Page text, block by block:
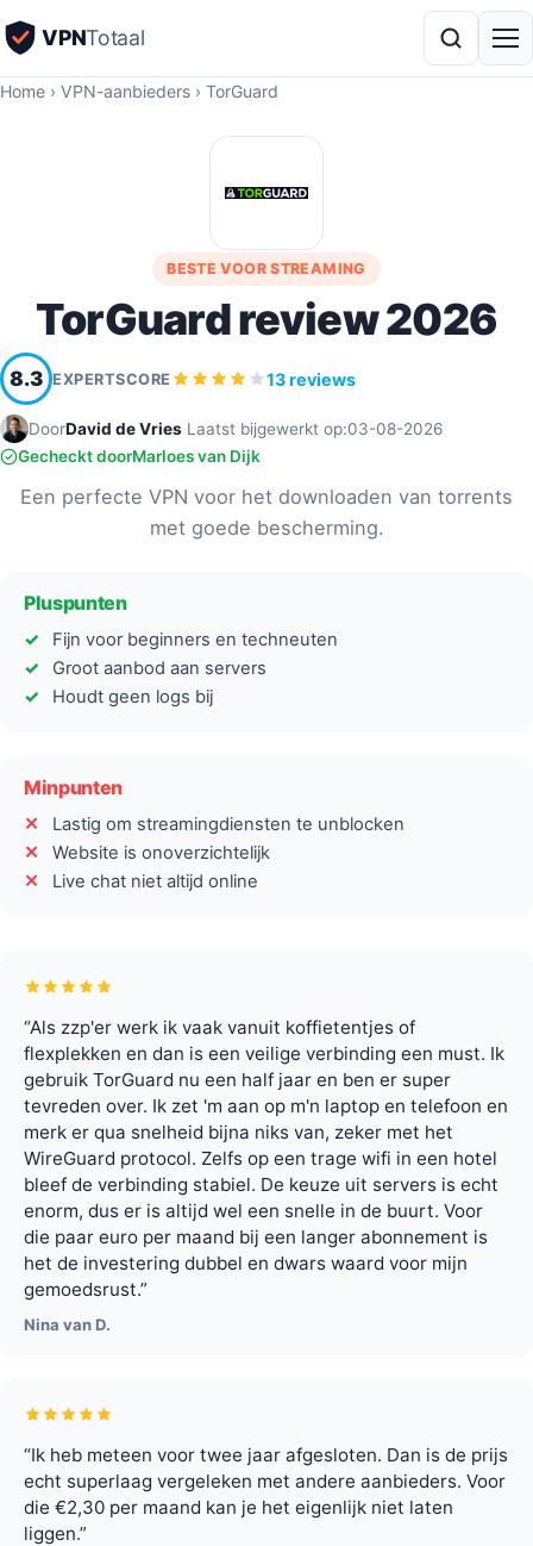
VPNTotaal
Home › VPN-aanbieders › TorGuard
BESTE VOOR STREAMING
TorGuard review 2026
8.3 EXPERTSCORE 13 reviews
DoorDavid de Vries·Laatst bijgewerkt op:03-08-2026·
Gecheckt doorMarloes van Dijk
Een perfecte VPN voor het downloaden van torrents
met goede bescherming.
Pluspunten
Fijn voor beginners en techneuten
Groot aanbod aan servers
Houdt geen logs bij
Minpunten
Lastig om streamingdiensten te unblocken
Website is onoverzichtelijk
Live chat niet altijd online
“Als zzp'er werk ik vaak vanuit koffietentjes of
flexplekken en dan is een veilige verbinding een must. Ik
gebruik TorGuard nu een half jaar en ben er super
tevreden over. Ik zet 'm aan op m'n laptop en telefoon en
merk er qua snelheid bijna niks van, zeker met het
WireGuard protocol. Zelfs op een trage wifi in een hotel
bleef de verbinding stabiel. De keuze uit servers is echt
enorm, dus er is altijd wel een snelle in de buurt. Voor
die paar euro per maand bij een langer abonnement is
het de investering dubbel en dwars waard voor mijn
gemoedsrust.”
Nina van D.
“Ik heb meteen voor twee jaar afgesloten. Dan is de prijs
echt superlaag vergeleken met andere aanbieders. Voor
die €2,30 per maand kan je het eigenlijk niet laten
liggen.”